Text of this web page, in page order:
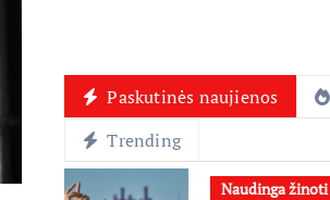
Paskutinės naujienos
Trending
Naudinga žinoti